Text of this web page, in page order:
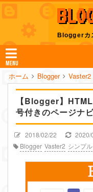
Bloggerカ
MENU
ホーム Blogger Vaster2
【Blogger】
号付きのページナ
2018/02/22
2020/
Blogger Vaster2 シンプル